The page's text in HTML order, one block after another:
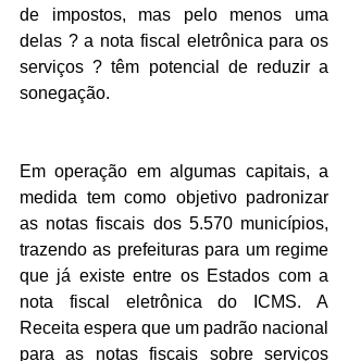
de impostos, mas pelo menos uma
delas ? a nota fiscal eletrônica para os
serviços ? têm potencial de reduzir a
sonegação.
Em operação em algumas capitais, a
medida tem como objetivo padronizar
as notas fiscais dos 5.570 municípios,
trazendo as prefeituras para um regime
que já existe entre os Estados com a
nota fiscal eletrônica do ICMS. A
Receita espera que um padrão nacional
para as notas fiscais sobre serviços